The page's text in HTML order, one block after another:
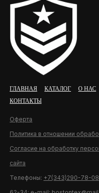
ГЛАВНАЯ КАТАЛОГ О НАС
КОНТАКТЫ
Оферта
Политика в отношении
Согласие на обработку
сайта
Телефоны: +7(343)290-78-08